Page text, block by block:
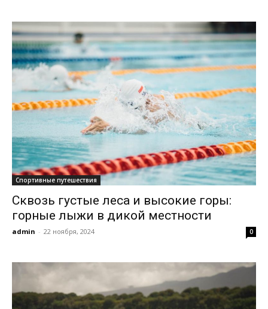
Спортивные путешествия
Сквозь густые леса и высокие горы:
горные лыжи в дикой местности
admin - 22 ноября, 2024 0